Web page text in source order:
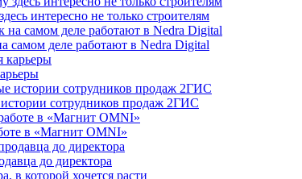
интересно не только строителям
деле работают в Nedra Digital
сотрудников продаж 2ГИС
в «Магнит OMNI»
до директора